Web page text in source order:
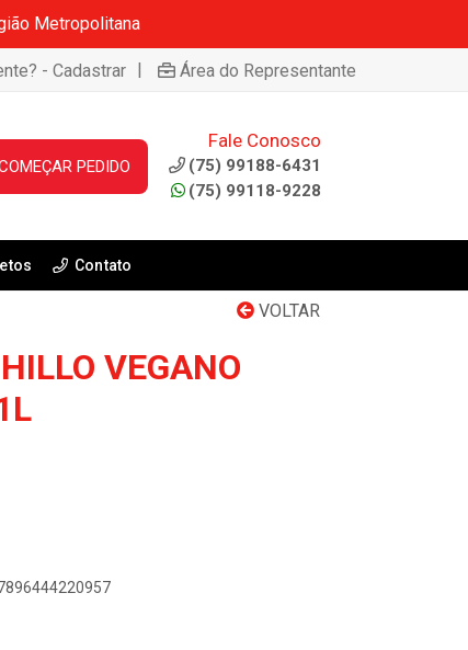
Metropolitana
- Cadastrar | Área do Representante
PEDIDO
Fale Conosco
(75) 99188-6431
(75) 99118-9228
Contato
VOLTAR
VEGANO